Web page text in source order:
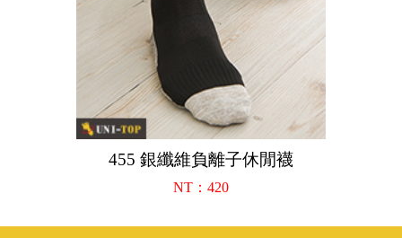
455 銀纖維負離子休閒襪
NT：420